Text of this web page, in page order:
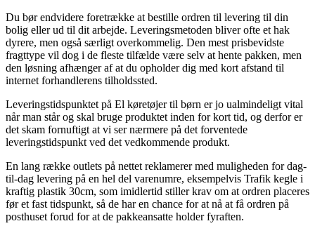
Du bør endvidere foretrække at bestille ordren til levering til din
bolig eller ud til dit arbejde. Leveringsmetoden bliver ofte et hak
dyrere, men også særligt overkommelig. Den mest prisbevidste
fragttype vil dog i de fleste tilfælde være selv at hente pakken, men
den løsning afhænger af at du opholder dig med kort afstand til
internet forhandlerens tilholdssted.
Leveringstidspunktet på El køretøjer til børn er jo ualmindeligt vital
når man står og skal bruge produktet inden for kort tid, og derfor er
det skam fornuftigt at vi ser nærmere på det forventede
leveringstidspunkt ved det vedkommende produkt.
En lang række outlets på nettet reklamerer med muligheden for dag-
til-dag levering på en hel del varenumre, eksempelvis Trafik kegle i
kraftig plastik 30cm, som imidlertid stiller krav om at ordren placeres
før et fast tidspunkt, så de har en chance for at nå at få ordren på
posthuset forud for at de pakkeansatte holder fyraften.